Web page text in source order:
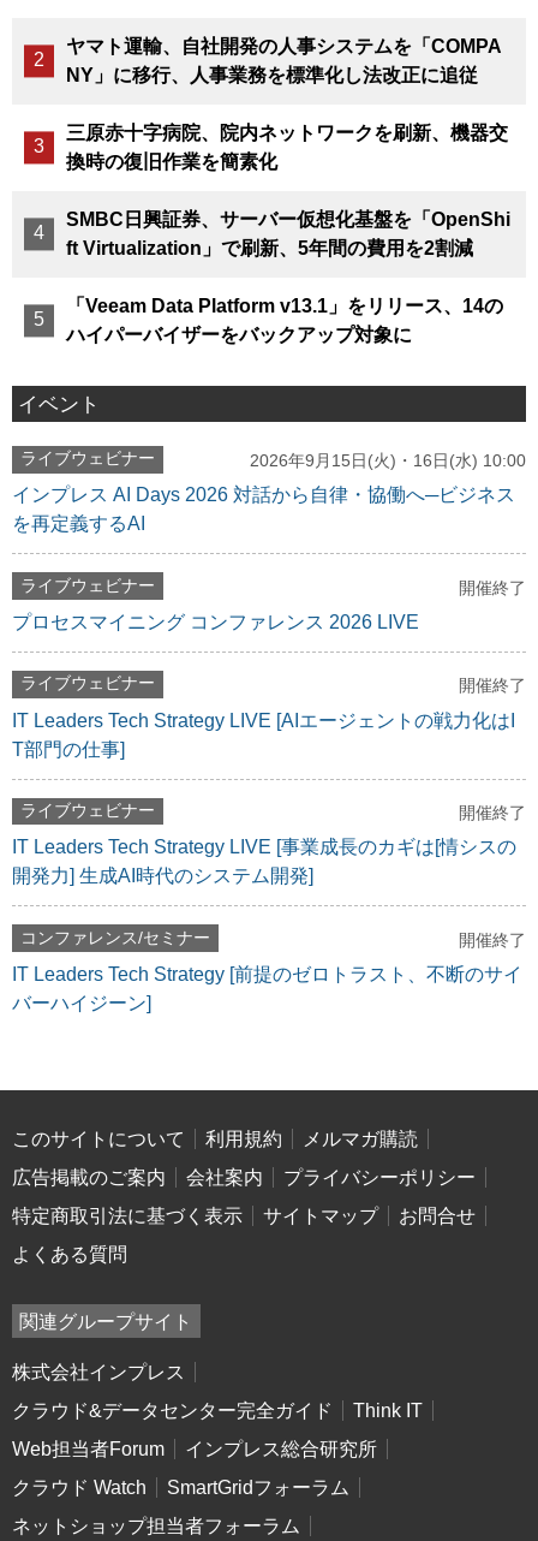
ヤマト運輸、自社開発の人事システムを「COMPA
NY」に移行、人事業務を標準化し法改正に追従
三原赤十字病院、院内ネットワークを刷新、機器交
換時の復旧作業を簡素化
SMBC日興証券、サーバー仮想化基盤を「OpenShi
ft Virtualization」で刷新、5年間の費用を2割減
「Veeam Data Platform v13.1」をリリース、14の
ハイパーバイザーをバックアップ対象に
イベント
ライブウェビナー 2026年9月15日(火)・16日(水) 10:00
インプレス AI Days 2026 対話から自律・協働へ─ビジネス
を再定義するAI
ライブウェビナー 開催終了
プロセスマイニング コンファレンス 2026 LIVE
ライブウェビナー 開催終了
IT Leaders Tech Strategy LIVE [AIエージェントの戦力化はI
T部門の仕事]
ライブウェビナー 開催終了
IT Leaders Tech Strategy LIVE [事業成長のカギは[情シスの
開発力] 生成AI時代のシステム開発]
コンファレンス/セミナー 開催終了
IT Leaders Tech Strategy [前提のゼロトラスト、不断のサイ
バーハイジーン]
このサイトについて 利用規約
メルマガ購読
広告掲載のご案内
会社案内
プライバシーポリシー
特定商取引法に基づく表示
サイトマップ
お問合せ
よくある質問
関連グループサイト
株式会社インプレス
クラウド&データセンター完全ガイド
Think IT
Web担当者Forum
インプレス総合研究所
クラウド Watch
SmartGridフォーラム
ネットショップ担当者フォーラム